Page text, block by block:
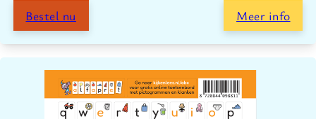
Bestel nu Meer info